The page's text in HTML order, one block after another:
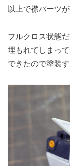
以上で襟パーツが
フルクロス状態
埋もれてしまっ
できたので塗装